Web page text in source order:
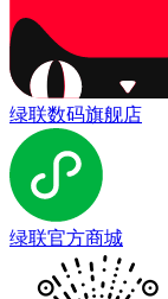
绿联数码旗舰店
绿联官方商城